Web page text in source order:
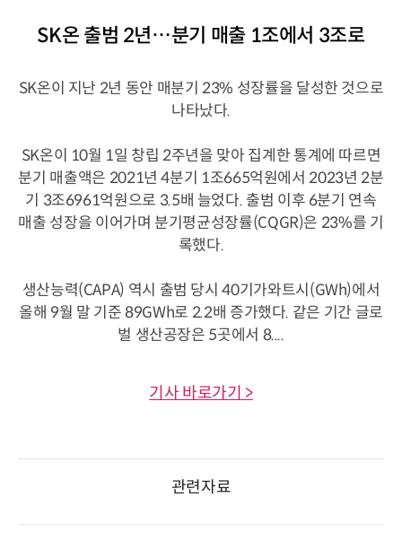
SK온 출범 2년…분기 매출 1조에서 3조로
SK온이 지난 2년 동안 매분기 23% 성장률을 달성한 것으로
나타났다.
SK온이 10월 1일 창립 2주년을 맞아 집계한 통계에 따르면
분기 매출액은 2021년 4분기 1조665억원에서 2023년 2분
기 3조6961억원으로 3.5배 늘었다. 출범 이후 6분기 연속
매출 성장을 이어가며 분기평균성장률(CQGR)은 23%를 기
록했다.
생산능력(CAPA) 역시 출범 당시 40기가와트시(GWh)에서
올해 9월 말 기준 89GWh로 2.2배 증가했다. 같은 기간 글로
벌 생산공장은 5곳에서 8....
기사 바로가기 >
관련자료